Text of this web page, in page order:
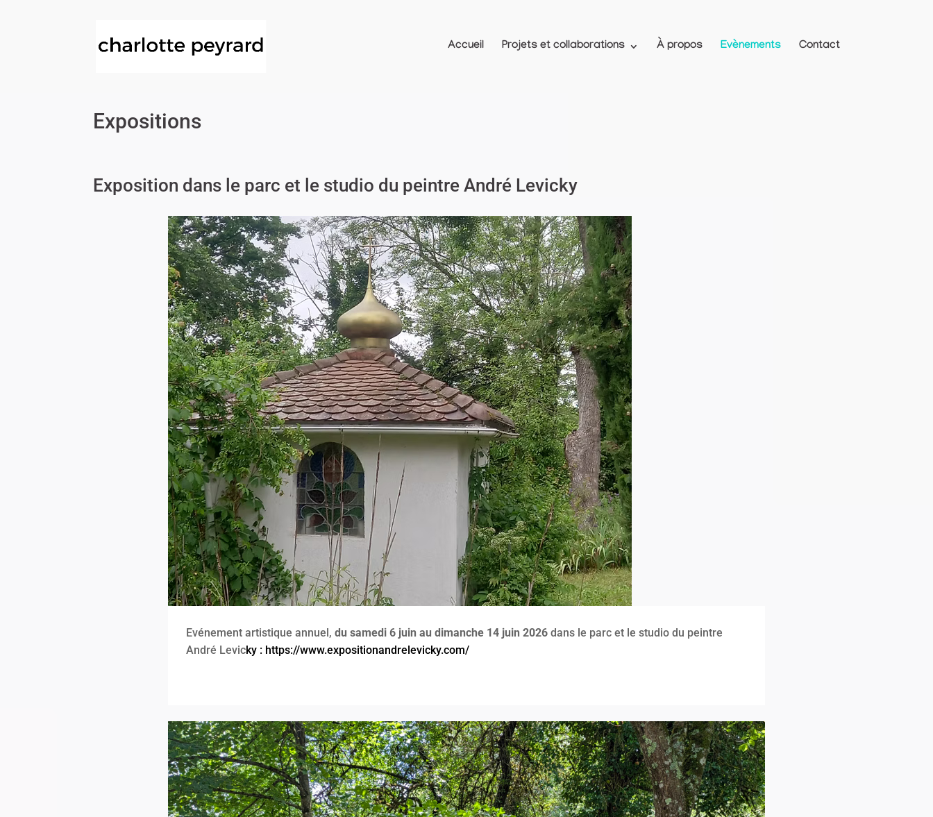
Accueil Projets et collaborations À propos Evènements Contact
Expositions
Exposition dans le parc et le studio du peintre André Levicky
Evénement artistique annuel, du samedi 6 juin au dimanche 14 juin 2026dans le parc et le studio du peintre
André Levicky : https://www.expositionandrelevicky.com/